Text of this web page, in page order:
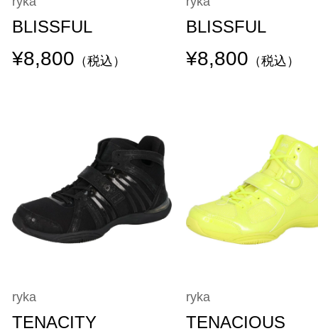
BLISSFUL
¥8,800 （税込）
BLISSFUL
¥8,800 （税込）
ryka
TENACITY
ryka
TENACIOUS